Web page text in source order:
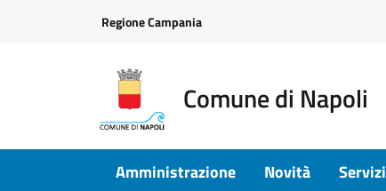
Regione Campania
Comune di Napoli
Amministrazione Novità Servizi